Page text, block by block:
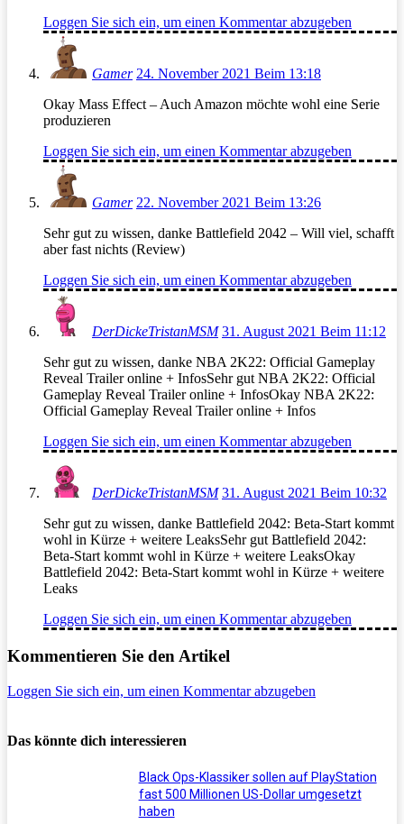
Loggen Sie sich ein, um einen Kommentar abzugeben
Gamer 24. November 2021 Beim 13:18
Okay Mass Effect – Auch Amazon möchte wohl eine Serie
produzieren
Loggen Sie sich ein, um einen Kommentar abzugeben
Gamer 22. November 2021 Beim 13:26
Sehr gut zu wissen, danke Battlefield 2042 – Will viel, schafft
aber fast nichts (Review)
Loggen Sie sich ein, um einen Kommentar abzugeben
DerDickeTristanMSM 31. August 2021 Beim 11:12
Sehr gut zu wissen, danke NBA 2K22: Official Gameplay
Reveal Trailer online + InfosSehr gut NBA 2K22: Official
Gameplay Reveal Trailer online + InfosOkay NBA 2K22:
Official Gameplay Reveal Trailer online + Infos
Loggen Sie sich ein, um einen Kommentar abzugeben
DerDickeTristanMSM 31. August 2021 Beim 10:32
Sehr gut zu wissen, danke Battlefield 2042: Beta-Start kommt
wohl in Kürze + weitere LeaksSehr gut Battlefield 2042:
Beta-Start kommt wohl in Kürze + weitere LeaksOkay
Battlefield 2042: Beta-Start kommt wohl in Kürze + weitere
Leaks
Loggen Sie sich ein, um einen Kommentar abzugeben
Kommentieren Sie den Artikel
Loggen Sie sich ein, um einen Kommentar abzugeben
Das könnte dich interessieren
Black Ops-Klassiker sollen auf PlayStation
fast 500 Millionen US-Dollar umgesetzt
haben